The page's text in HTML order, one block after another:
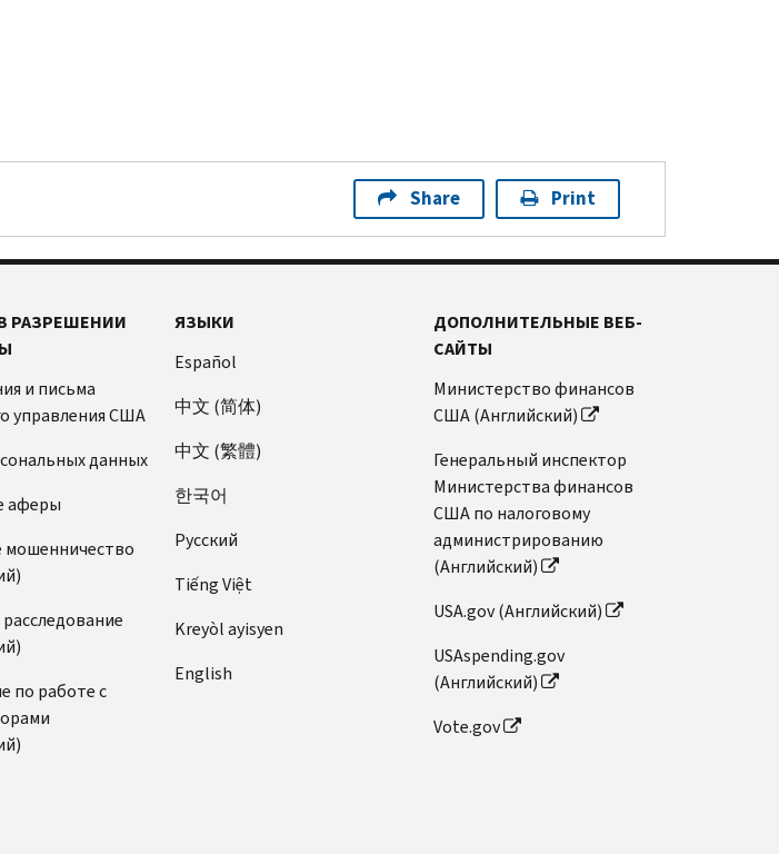
Share Print
РАЗРЕШЕНИИ
и письма
управления США
данных
аферы
мошенничество
по работе с
ЯЗЫКИ
Español
中文 (简体)
中文 (繁體)
한국어
Pусский
Tiếng Việt
Kreyòl ayisyen
English
ДОПОЛНИТЕЛЬНЫЕ ВЕБ-
САЙТЫ
Министерство финансов
США (Английский)
Генеральный инспектор
Министерства финансов
США по налоговому
администрированию
(Английский)
USA.gov (Английский)
USAspending.gov
(Английский)
Vote.gov